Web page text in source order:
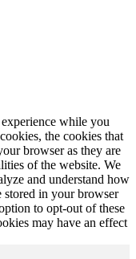
while you
the cookies that
browser as they are
of the website. We
and understand how
stored in your browser
to opt-out of these
may have an effect